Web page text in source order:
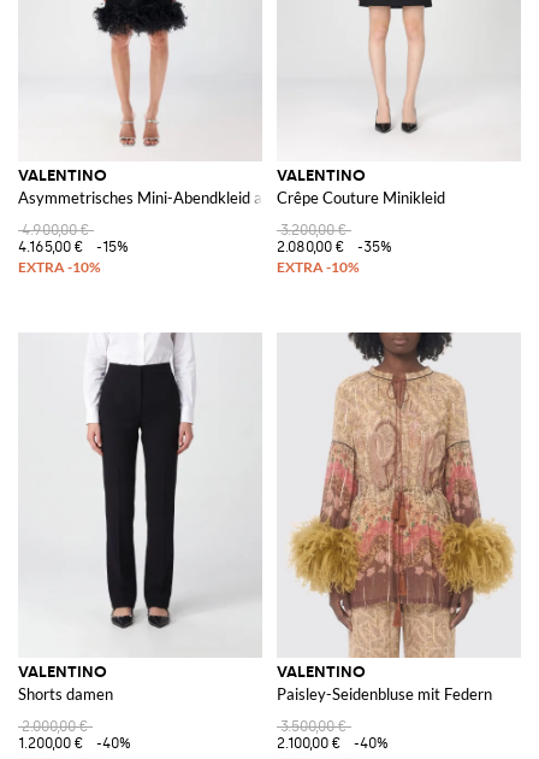
VALENTINO
Asymmetrisches Mini-Abendkleid aus Seide mit Straußenfeder-Applikation
4.900,00 €
4.165,00 €
-15%
VALENTINO
Crêpe Couture Minikleid
3.200,00 €
2.080,00 €
-35%
VALENTINO
Shorts damen
2.000,00 €
1.200,00 €
-40%
VALENTINO
Paisley-Seidenbluse mit Federn
3.500,00 €
2.100,00 €
-40%